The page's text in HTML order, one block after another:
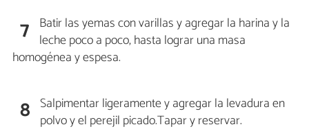
7 Batir las yemas con varillas y agregar la harina y la
leche poco a poco, hasta lograr una masa
homogénea y espesa.
8 Salpimentar ligeramente y agregar la levadura en
polvo y el perejil picado.Tapar y reservar.